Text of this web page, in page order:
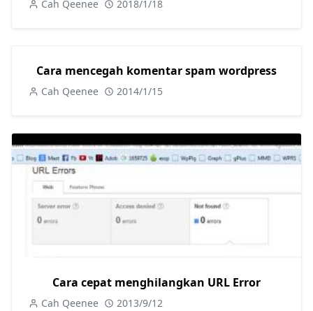
Cah Qeenee 2018/1/18
Cara mencegah komentar spam wordpress
Cah Qeenee 2014/1/15
Cara cepat menghilangkan URL Error
Cah Qeenee 2013/9/12